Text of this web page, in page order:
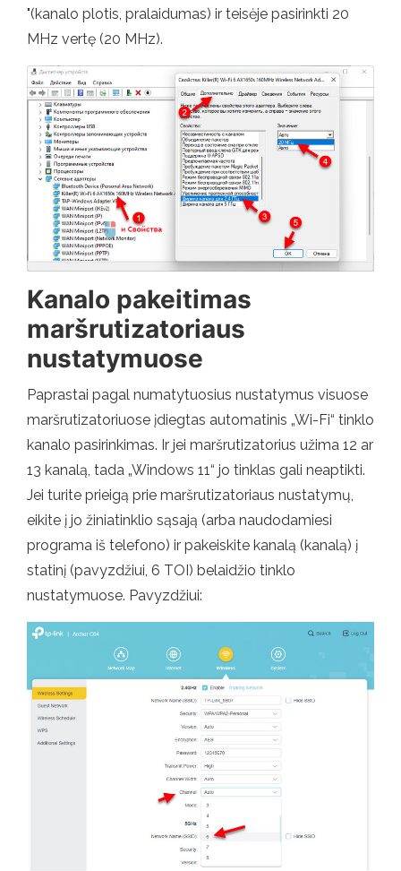
"(kanalo plotis, pralaidumas) ir teisėje pasirinkti 20
MHz vertę (20 MHz).
Kanalo pakeitimas
maršrutizatoriaus
nustatymuose
Paprastai pagal numatytuosius nustatymus visuose
maršrutizatoriuose įdiegtas automatinis „Wi-Fi“ tinklo
kanalo pasirinkimas. Ir jei maršrutizatorius užima 12 ar
13 kanalą, tada „Windows 11“ jo tinklas gali neaptikti.
Jei turite prieigą prie maršrutizatoriaus nustatymų,
eikite į jo žiniatinklio sąsają (arba naudodamiesi
programa iš telefono) ir pakeiskite kanalą (kanalą) į
statinį (pavyzdžiui, 6 TOI) belaidžio tinklo
nustatymuose. Pavyzdžiui: